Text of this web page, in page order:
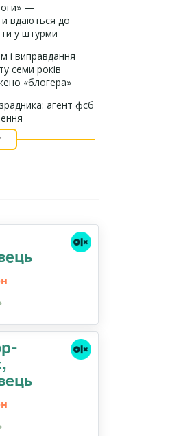
—
вдаються до
у штурми
і виправдання
семи років
«блогера»
агент фсб